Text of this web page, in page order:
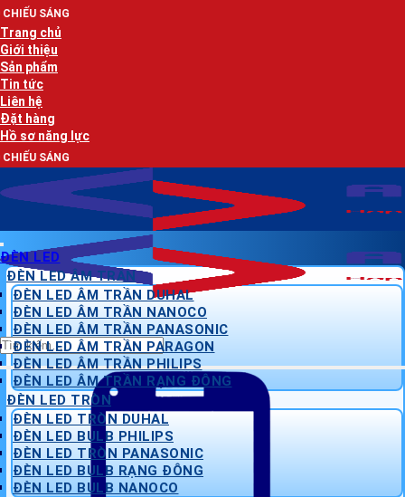
Bỏ
qua
nội
dung
Trang chủ
Giới thiệu
Sản phẩm
Tin tức
Liên hệ
Đặt hàng
Hồ sơ năng lực
Tìm
kiếm:
ĐÈN LED
ĐÈN LED ÂM TRẦN
ĐÈN LED ÂM TRẦN DUHAL
ĐÈN LED ÂM TRẦN NANOCO
ĐÈN LED ÂM TRẦN PANASONIC
ĐÈN LED ÂM TRẦN PARAGON
ĐÈN LED ÂM TRẦN PHILIPS
ĐÈN LED ÂM TRẦN RẠNG ĐÔNG
ĐÈN LED TRÒN
ĐÈN LED TRÒN DUHAL
ĐÈN LED BULB PHILIPS
ĐÈN LED TRÒN PANASONIC
ĐÈN LED BULB RẠNG ĐÔNG
ĐÈN LED BULB NANOCO